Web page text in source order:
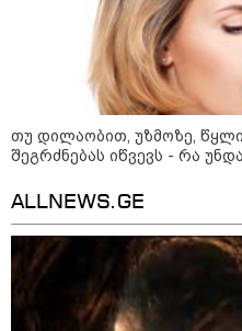
თუ დილაობით, უზმოზე,
შეგრძნებას იწვევს - რა
ALLNEWS.GE